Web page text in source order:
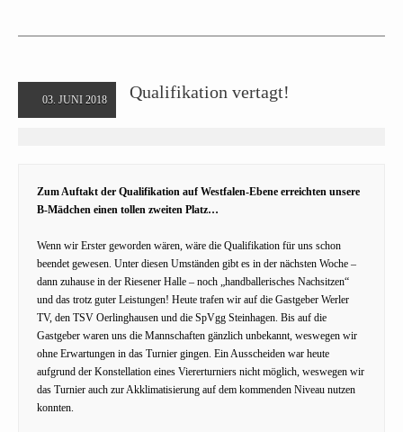
03. JUNI 2018 Qualifikation vertagt!
Zum Auftakt der Qualifikation auf Westfalen-Ebene erreichten unsere
B-Mädchen einen tollen zweiten Platz…
Wenn wir Erster geworden wären, wäre die Qualifikation für uns schon
beendet gewesen. Unter diesen Umständen gibt es in der nächsten Woche –
dann zuhause in der Riesener Halle – noch „handballerisches Nachsitzen“
und das trotz guter Leistungen! Heute trafen wir auf die Gastgeber Werler
TV, den TSV Oerlinghausen und die SpVgg Steinhagen. Bis auf die
Gastgeber waren uns die Mannschaften gänzlich unbekannt, weswegen wir
ohne Erwartungen in das Turnier gingen. Ein Ausscheiden war heute
aufgrund der Konstellation eines Viererturniers nicht möglich, weswegen wir
das Turnier auch zur Akklimatisierung auf dem kommenden Niveau nutzen
konnten.